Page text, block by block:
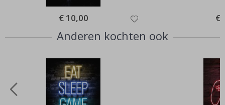
Special
Price
€ 10,00 €
Anderen kochten ook